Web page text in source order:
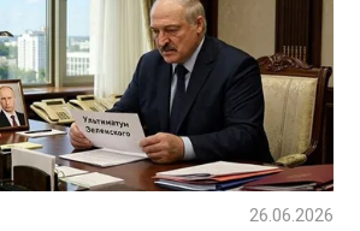
26.06.2026